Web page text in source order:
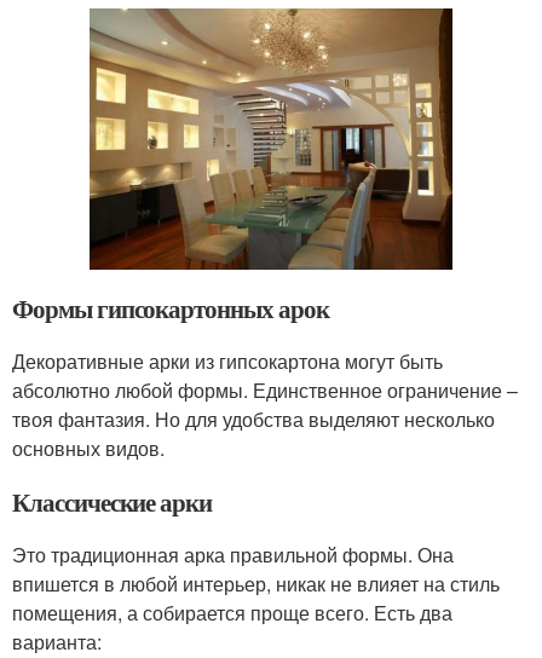
Формы гипсокартонных арок
Декоративные арки из гипсокартона могут быть
абсолютно любой формы. Единственное ограничение –
твоя фантазия. Но для удобства выделяют несколько
основных видов.
Классические арки
Это традиционная арка правильной формы. Она
впишется в любой интерьер, никак не влияет на стиль
помещения, а собирается проще всего. Есть два
варианта: